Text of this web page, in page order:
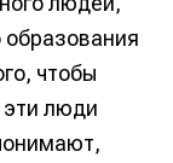
чтобы
эти люди